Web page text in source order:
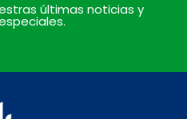
últimas noticias y